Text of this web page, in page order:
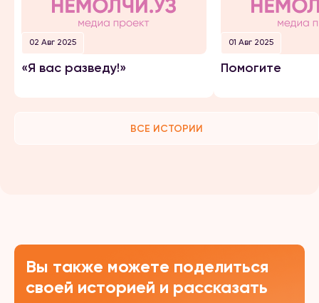
02 Авг 2025
«Я вас разведу!»
01 Авг 2025
Помогите
ВСЕ ИСТОРИИ
Вы также можете поделиться
своей историей и рассказать